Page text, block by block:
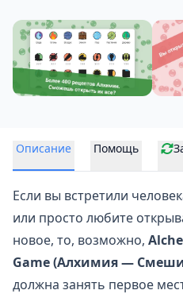
Описание Помощь
Если вы встретили
или просто любите
новое, то, возможно,
Game (Алхимия —
должна занять первое